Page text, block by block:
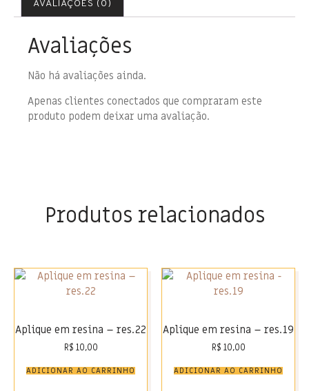
AVALIAÇÕES (0)
Avaliações
Não há avaliações ainda.
Apenas clientes conectados que compraram este
produto podem deixar uma avaliação.
Produtos relacionados
Aplique em resina – res.22
R$ 10,00
ADICIONAR AO CARRINHO
Aplique em resina – res.19
R$ 10,00
ADICIONAR AO CARRINHO